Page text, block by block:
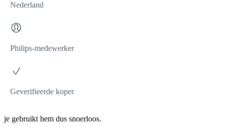
Nederland
Philips-medewerker
Geverifieerde koper
je gebruikt hem dus snoerloos.